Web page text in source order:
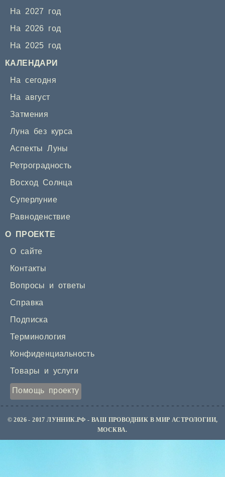
На 2027 год
На 2026 год
На 2025 год
КАЛЕНДАРИ
На сегодня
На август
Затмения
Луна без курса
Аспекты Луны
Ретроградность
Восход Солнца
Суперлуние
Равноденствие
О ПРОЕКТЕ
О сайте
Контакты
Вопросы и ответы
Справка
Подписка
Терминология
Конфиденциальность
Товары и услуги
Помощь проекту
© 2026 - 2017 ЛУННИК.РФ - ВАШ ПРОВОДНИК В МИР АСТРОЛОГИИ,
МОСКВА.